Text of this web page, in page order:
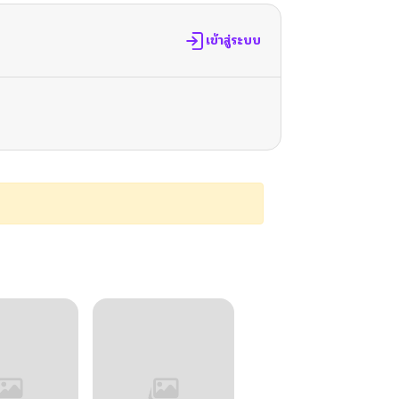
เข้าสู่ระบบ